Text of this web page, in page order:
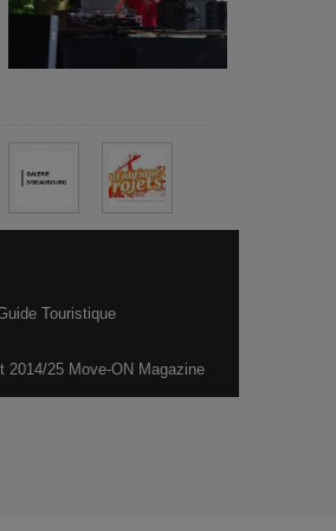
Touristique
2014/25 Move-ON Magazine